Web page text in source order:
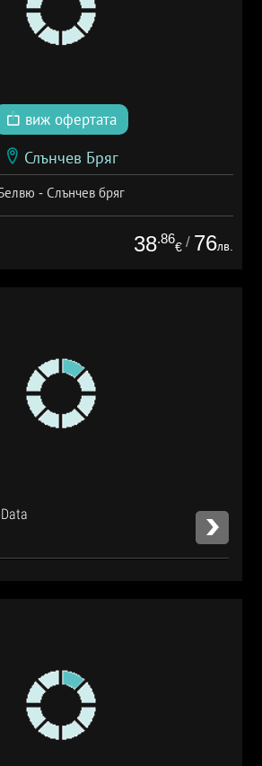
виж офертата
Слънчев Бряг
- Слънчев бряг
38.86
€ / 76лв.